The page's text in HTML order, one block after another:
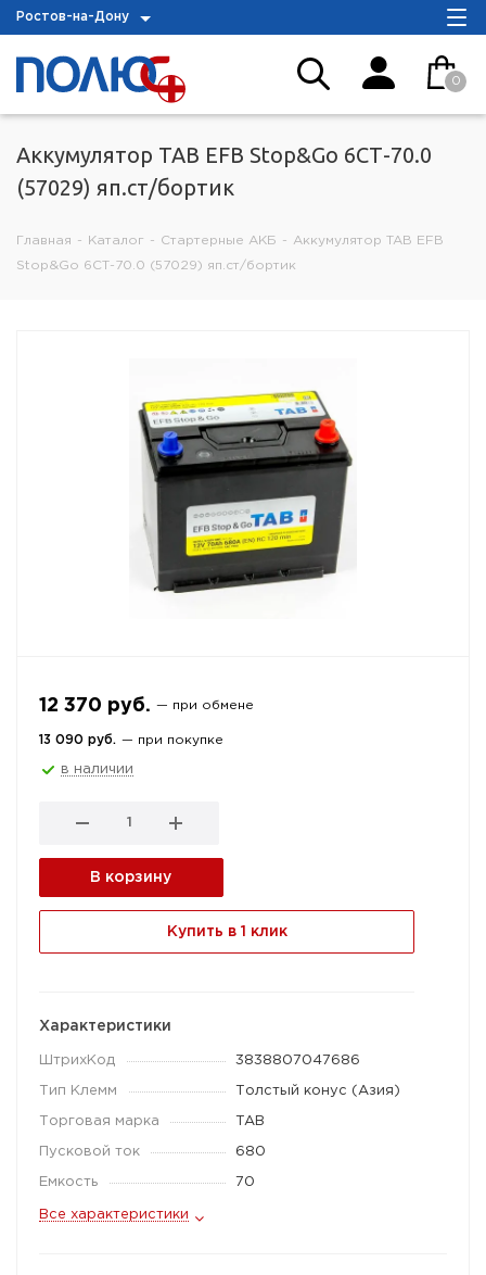
Ростов-на-Дону
0
Аккумулятор TAB EFB Stop&Go 6СТ-70.0
(57029) яп.ст/бортик
Главная - Каталог - Стартерные АКБ - Аккумулятор TAB EFB
Stop&Go 6СТ-70.0 (57029) яп.ст/бортик
12 370 руб. — при обмене
13 090 руб. — при покупке
в наличии
В корзину
Купить в 1 клик
Характеристики
ШтрихКод 3838807047686
Тип Клемм Толстый конус (Азия)
Торговая марка TAB
Пусковой ток 680
Емкость 70
Все характеристики